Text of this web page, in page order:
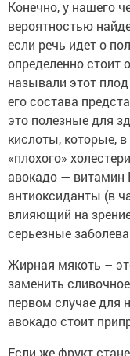
Конечно, у нашего
вероятностью
если речь идет о
определенно стоит
называли этот
его состава
это полезные для
кислоты, которые,
«плохого»
авокадо — витамин
антиоксиданты (в
влияющий на
серьезные
Жирная мякоть –
заменить
первом случае для
авокадо стоит
Если же фрукт